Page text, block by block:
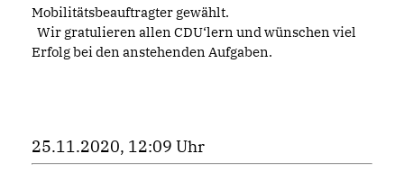
Mobilitätsbeauftragter gewählt.
Erfolg bei den anstehenden Aufgaben.
25.11.2020, 12:09 Uhr